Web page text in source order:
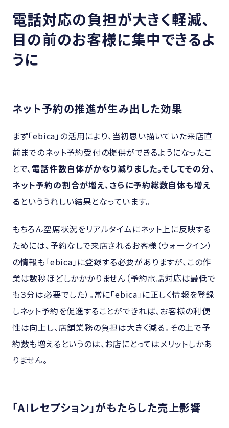
電話対応の負担が大きく軽減、
目の前のお客様に集中できるよ
うに
ネット予約の推進が生み出した効果
まず「ebica」の活用により、当初思い描いていた来店直
前までのネット予約受付の提供ができるようになったこ
とで、電話件数自体がかなり減りました。そしてその分、
ネット予約の割合が増え、さらに予約総数自体も増え
る といううれしい結果となっています。
もちろん空席状況をリアルタイムにネット上に反映する
ためには、予約なしで来店されるお客様（ウォークイン）
の情報も「ebica」に登録する必要がありますが、この作
業は数秒ほどしかかかりません（予約電話対応は最低で
も３分は必要でした）。常に「ebica」に正しく情報を登録
しネット予約を促進することができれば、お客様の利便
性は向上し、店舗業務の負担は大きく減る。その上で予
約数も増えるというのは、お店にとってはメリットしかあ
りません。
「AIレセプション」がもたらした売上影響